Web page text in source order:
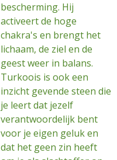
bescherming. Hij
activeert de hoge
chakra's en brengt het
lichaam, de ziel en de
geest weer in balans.
Turkoois is ook een
inzicht gevende steen die
je leert dat jezelf
verantwoordelijk bent
voor je eigen geluk en
dat het geen zin heeft